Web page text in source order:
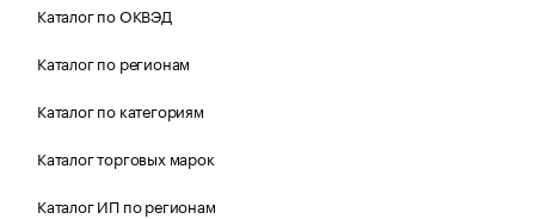
Каталог по ОКВЭД
Каталог по регионам
Каталог по категориям
Каталог торговых марок
Каталог ИП по регионам